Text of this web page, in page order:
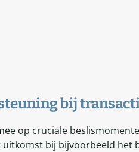
bij
op cruciale
bij bijvoorbeeld het